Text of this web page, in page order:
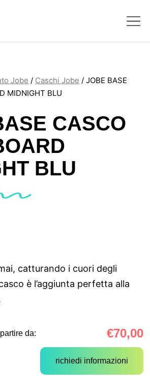
Jobe / Caschi Jobe / JOBE BASE
MIDNIGHT BLU
CASCO
BLU
catturando i cuori degli
è l’aggiunta perfetta alla
da: €70,00
richiedi informazioni